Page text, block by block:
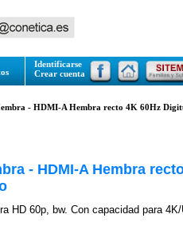
Identificarse
Crear cuenta
- HDMI-A Hembra recto 4K 60Hz
- HDMI-A Hembra
HD 60p, bw. Con capacidad para